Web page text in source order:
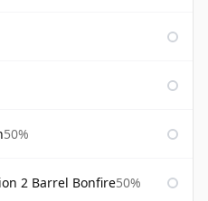
50%
2 Barrel Bonfire50%